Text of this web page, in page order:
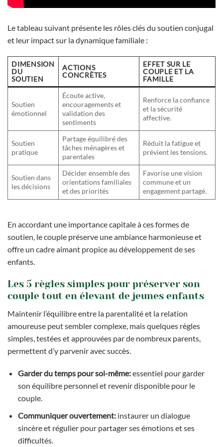
Le tableau suivant présente les rôles clés du soutien conjugal
et leur impact sur la dynamique familiale :
DIMENSION
DU
SOUTIEN
ACTIONS
CONCRÈTES
EFFET SUR LE
COUPLE ET LA
FAMILLE
Soutien
émotionnel
Écoute active,
encouragements et
validation des
sentiments
Renforce la confiance
et la sécurité
affective.
Soutien
pratique
Partage équilibré des
tâches ménagères et
parentales
Réduit la fatigue et
prévient les tensions.
Soutien dans
les décisions
Décider ensemble des
orientations familiales
et des priorités
Favorise une vision
commune et un
engagement partagé.
En accordant une importance capitale à ces formes de
soutien, le couple préserve une ambiance harmonieuse et
offre un cadre aimant propice au développement de ses
enfants.
Les 5 règles simples pour préserver son
couple tout en élevant de jeunes enfants
Maintenir l’équilibre entre la parentalité et la relation
amoureuse peut sembler complexe, mais quelques règles
simples, testées et approuvées par de nombreux parents,
permettent d’y parvenir avec succès.
Garder du temps pour soi-même:essentiel pour garder
son équilibre personnel et revenir disponible pour le
couple.
Communiquer ouvertement:instaurer un dialogue
sincère et régulier pour partager ses émotions et ses
difficultés.